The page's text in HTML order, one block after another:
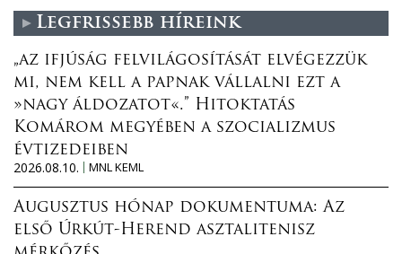
Legfrissebb híreink
„az ifjúság felvilágosítását elvégezzük
mi, nem kell a papnak vállalni ezt a
»nagy áldozatot«.” Hitoktatás
Komárom megyében a szocializmus
évtizedeiben
2026.08.10.
MNL KEML
Augusztus hónap dokumentuma: Az
első Úrkút-Herend asztalitenisz